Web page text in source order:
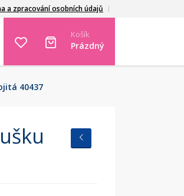
a zpracování osobních údajů
Košík
Prázdný
40437